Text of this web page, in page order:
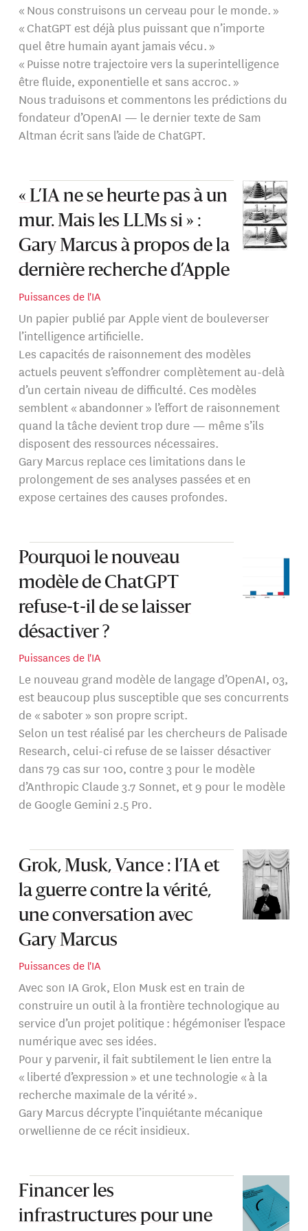
« Nous construisons un cerveau pour le monde. »
« ChatGPT est déjà plus puissant que n’importe
quel être humain ayant jamais vécu. »
« Puisse notre trajectoire vers la superintelligence
être fluide, exponentielle et sans accroc. »
Nous traduisons et commentons les prédictions du
fondateur d’OpenAI — le dernier texte de Sam
Altman écrit sans l’aide de ChatGPT.
« L’IA ne se heurte pas à un
mur. Mais les LLMs si » :
Gary Marcus à propos de la
dernière recherche d’Apple
Puissances de l'IA
Un papier publié par Apple vient de bouleverser
l’intelligence artificielle.
Les capacités de raisonnement des modèles
actuels peuvent s’effondrer complètement au-delà
d’un certain niveau de difficulté. Ces modèles
semblent « abandonner » l’effort de raisonnement
quand la tâche devient trop dure — même s’ils
disposent des ressources nécessaires.
Gary Marcus replace ces limitations dans le
prolongement de ses analyses passées et en
expose certaines des causes profondes.
Pourquoi le nouveau
modèle de ChatGPT
refuse-t-il de se laisser
désactiver ?
Puissances de l'IA
Le nouveau grand modèle de langage d’OpenAI, o3,
est beaucoup plus susceptible que ses concurrents
de « saboter » son propre script.
Selon un test réalisé par les chercheurs de Palisade
Research, celui-ci refuse de se laisser désactiver
dans 79 cas sur 100, contre 3 pour le modèle
d’Anthropic Claude 3.7 Sonnet, et 9 pour le modèle
de Google Gemini 2.5 Pro.
Grok, Musk, Vance : l’IA et
la guerre contre la vérité,
une conversation avec
Gary Marcus
Puissances de l'IA
Avec son IA Grok, Elon Musk est en train de
construire un outil à la frontière technologique au
service d’un projet politique : hégémoniser l’espace
numérique avec ses idées.
Pour y parvenir, il fait subtilement le lien entre la
« liberté d’expression » et une technologie « à la
recherche maximale de la vérité ».
Gary Marcus décrypte l’inquiétante mécanique
orwellienne de ce récit insidieux.
Financer les
infrastructures pour une